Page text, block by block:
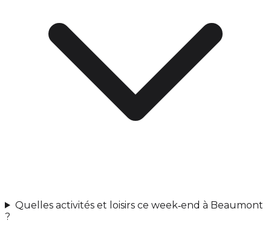
Quelles activités et loisirs ce week‑end à Beaumont
?